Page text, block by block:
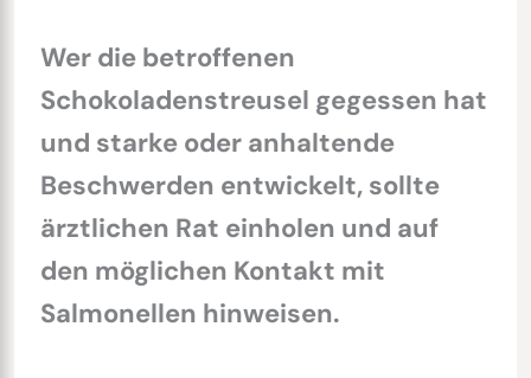
Wer die betroffenen
Schokoladenstreusel gegessen hat
und starke oder anhaltende
Beschwerden entwickelt, sollte
ärztlichen Rat einholen und auf
den möglichen Kontakt mit
Salmonellen hinweisen.